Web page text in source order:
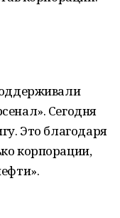
Сегодня
Это благодаря
корпорации,